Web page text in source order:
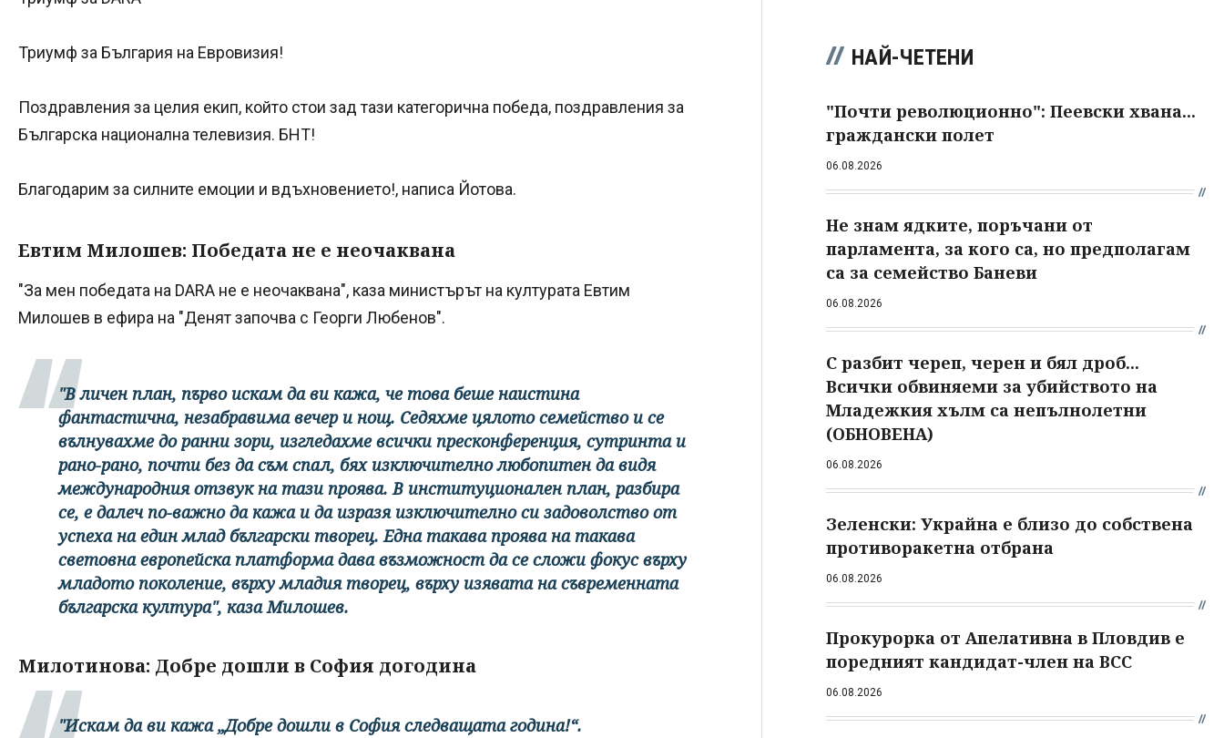
Триумф за България на Евровизия!
Поздравления за целия екип, който стои зад тази категорична победа, поздравления за
Българска национална телевизия. БНТ!
Благодарим за силните емоции и вдъхновението!, написа Йотова.
Евтим Милошев: Победата не е неочаквана
"За мен победата на DARA не е неочаквана", каза министърът на културата Евтим
Милошев в ефира на "Денят започва с Георги Любенов".
"В личен план, първо искам да ви кажа, че това беше наистина
фантастична, незабравима вечер и нощ. Седяхме цялото семейство и се
вълнувахме до ранни зори, изгледахме всички пресконференция, сутринта и
рано-рано, почти без да съм спал, бях изключително любопитен да видя
международния отзвук на тази проява. В институционален план, разбира
се, е далеч по-важно да кажа и да изразя изключително си задоволство от
успеха на един млад български творец. Една такава проява на такава
световна европейска платформа дава възможност да се сложи фокус върху
младото поколение, върху младия творец, върху изявата на съвременната
българска култура", каза Милошев.
Милотинова: Добре дошли в София догодина
"Искам да ви кажа „Добре дошли в София следващата година!“.
НАЙ-ЧЕТЕНИ
"Почти революционно": Пеевски хвана...
граждански полет
06.08.2026
Не знам ядките, поръчани от
парламента, за кого са, но предполагам
са за семейство Баневи
06.08.2026
С разбит череп, черен и бял дроб...
Всички обвиняеми за убийството на
Младежкия хълм са непълнолетни
(ОБНОВЕНА)
06.08.2026
Зеленски: Украйна е близо до собствена
противоракетна отбрана
06.08.2026
Прокурорка от Апелативна в Пловдив е
поредният кандидат-член на ВСС
06.08.2026